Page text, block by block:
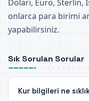
Doları, Euro, Sterlin,
onlarca para birimi
yapabilirsiniz.
Sık Sorulan Sorular
Kur bilgileri ne